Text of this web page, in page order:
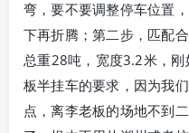
弯，要不要调整停车位置
下再折腾；第二步，匹配
总重28吨，宽度3.2米，
板半挂车的要求，因为我
点，离李老板的场地不到